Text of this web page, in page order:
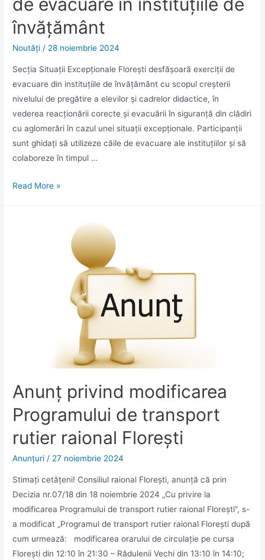
de evacuare în instituțiile de
învățământ
Noutăţi / 28 noiembrie 2024
Secția Situații Excepționale Florești desfășoară exerciții de
evacuare din instituțiile de învățământ cu scopul creșterii
nivelului de pregătire a elevilor și cadrelor didactice, în
vederea reacționării corecte și evacuării în siguranță din clădiri
cu aglomerări în cazul unei situații excepționale. Participanții
sunt ghidați să utilizeze căile de evacuare ale instituțiilor și să
colaboreze în timpul …
Exerciții
Read More »
Anunț privind modificarea
Programului de transport
rutier raional Florești
Anunţuri / 27 noiembrie 2024
Stimați cetățeni! Consiliul raional Florești, anunță că prin
Decizia nr.07/18 din 18 noiembrie 2024 „Cu privire la
modificarea Programului de transport rutier raional Florești”, s-
a modificat „Programul de transport rutier raional Florești după
cum urmează: modificarea orarului de circulație pe cursa
Florești din 12:10 în 21:30 – Rădulenii Vechi din 13:10 în 14:10;